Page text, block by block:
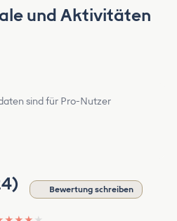
und Aktivitäten
sind für Pro-Nutzer
Bewertung schreiben